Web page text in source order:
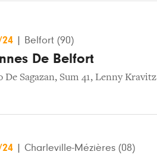
Belfort (90)
De Belfort
De Sagazan, Sum 41, Lenny Kravitz
24 Charleville-Mézières (08)